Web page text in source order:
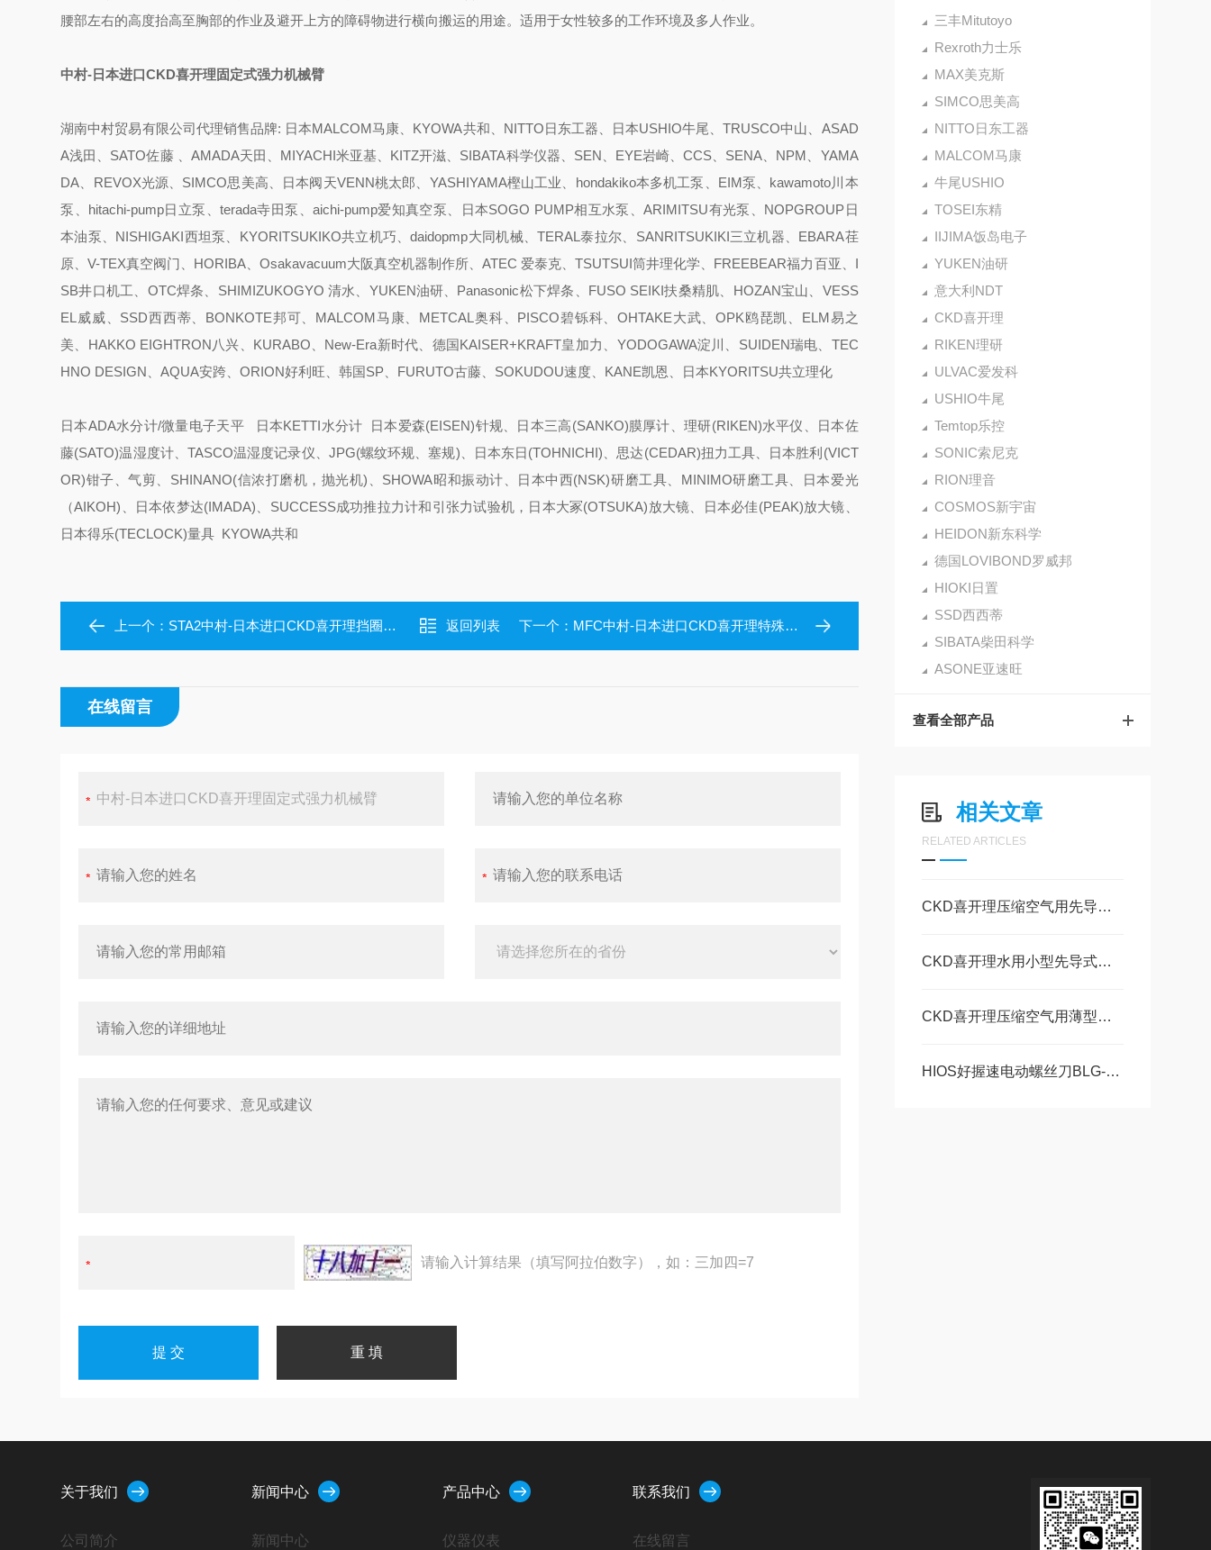
三丰Mitutoyo
Rexroth力士乐
MAX美克斯
SIMCO思美高
NITTO日东工器
MALCOM马康
牛尾USHIO
TOSEI东精
IIJIMA饭岛电子
YUKEN油研
意大利NDT
CKD喜开理
RIKEN理研
ULVAC爱发科
USHIO牛尾
Temtop乐控
SONIC索尼克
RION理音
COSMOS新宇宙
HEIDON新东科学
德国LOVIBOND罗威邦
HIOKI日置
SSD西西蒂
SIBATA柴田科学
ASONE亚速旺
查看全部产品
相关文章
RELATED ARTICLES
CKD喜开理压缩空气用先导式2通电磁阀 EXA・GEXA的特点
CKD喜开理水用小型先导式电磁阀FWD的功能
CKD喜开理压缩空气用薄型先导式 2通电磁阀SP的特点
HIOS好握速电动螺丝刀BLG-4000ZERO1的特点
腰部左右的高度抬高至胸部的作业及避开上方的障碍物进行横向搬运的用途。适用于女性较多的工作环境及多人作业。
中村-日本进口CKD喜开理固定式强力机械臂
湖南中村贸易有限公司代理销售品牌: 日本MALCOM马康、KYOWA共和、NITTO日东工器、日本USHIO牛尾、TRUSCO中山、ASAD
A浅田、SATO佐藤 、AMADA天田、MIYACHI米亚基、KITZ开滋、SIBATA科学仪器、SEN、EYE岩崎、CCS、SENA、NPM、YAMA
DA、REVOX光源、SIMCO思美高、日本阀天VENN桃太郎、YASHIYAMA樫山工业、hondakiko本多机工泵、EIM泵、kawamoto川本
泵、hitachi-pump日立泵、terada寺田泵、aichi-pump爱知真空泵、日本SOGO PUMP相互水泵、ARIMITSU有光泵、NOPGROUP日
本油泵、NISHIGAKI西坦泵、KYORITSUKIKO共立机巧、daidopmp大同机械、TERAL泰拉尔、SANRITSUKIKI三立机器、EBARA荏
原、V-TEX真空阀门、HORIBA、Osakavacuum大阪真空机器制作所、ATEC 爱泰克、TSUTSUI筒井理化学、FREEBEAR福力百亚、I
SB井口机工、OTC焊条、SHIMIZUKOGYO 清水、YUKEN油研、Panasonic松下焊条、FUSO SEIKI扶桑精肌、HOZAN宝山、VESS
EL威威、SSD西西蒂、BONKOTE邦可、MALCOM马康、METCAL奥科、PISCO碧铄科、OHTAKE大武、OPK鸥琵凯、ELM易之
美、HAKKO EIGHTRON八兴、KURABO、New-Era新时代、德国KAISER+KRAFT皇加力、YODOGAWA淀川、SUIDEN瑞电、TEC
HNO DESIGN、AQUA安跨、ORION好利旺、韩国SP、FURUTO古藤、SOKUDOU速度、KANE凯恩、日本KYORITSU共立理化
日本ADA水分计/微量电子天平 日本KETTI水分计 日本爱森(EISEN)针规、日本三高(SANKO)膜厚计、理研(RIKEN)水平仪、日本佐
藤(SATO)温湿度计、TASCO温湿度记录仪、JPG(螺纹环规、塞规)、日本东日(TOHNICHI)、思达(CEDAR)扭力工具、日本胜利(VICT
OR)钳子、气剪、SHINANO(信浓打磨机，抛光机)、SHOWA昭和振动计、日本中西(NSK)研磨工具、MINIMO研磨工具、日本爱光
（AIKOH)、日本依梦达(IMADA)、SUCCESS成功推拉力计和引张力试验机，日本大冢(OTSUKA)放大镜、日本必佳(PEAK)放大镜、
日本得乐(TECLOCK)量具 KYOWA共和
上一个： STA2中村-日本进口CKD喜开理挡圈气缸 返回列表 下一个： MFC中村-日本进口CKD喜开理特殊型 机械手气缸
在线留言
请输入计算结果（填写阿拉伯数字），如：三加四=7
关于我们
公司简介
新闻中心
新闻中心
产品中心
仪器仪表
联系我们
在线留言